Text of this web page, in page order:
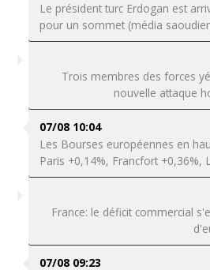
Le président turc Erdogan est
pour un sommet (média
Trois membres des forces
nouvelle attaque
07/08 10:04
Les Bourses européennes en
Paris +0,14%, Francfort +0,36%,
France: le déficit commercial
07/08 09:23